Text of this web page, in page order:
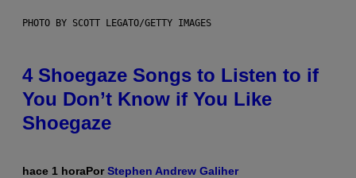
PHOTO BY SCOTT LEGATO/GETTY IMAGES
4 Shoegaze Songs to Listen to if
You Don’t Know if You Like
Shoegaze
hace 1 horaPorStephen Andrew Galiher